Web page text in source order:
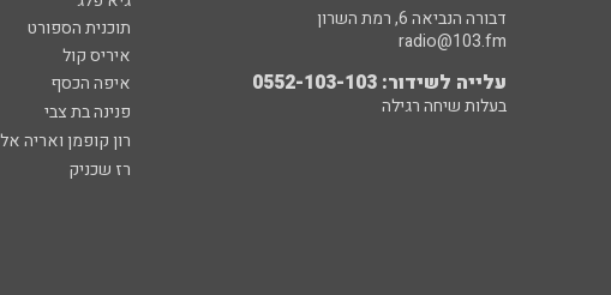
תוכנית הספורט
איריס קול
איפה הכסף
פנינה בת צבי
רון קופמן ואריה
רז שכניק
דבורה הנביאה 6, רמת השרון
radio@103.fm
עלייה לשידור: 0552-103-103
בעלות שיחה רגילה